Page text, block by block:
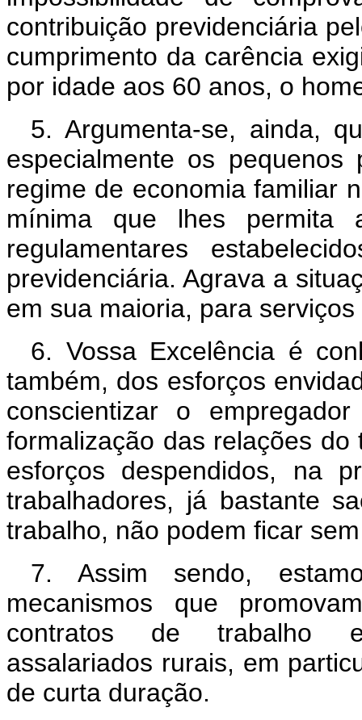
contribuição previdenciária
cumprimento da carência
por idade aos 60 anos, o
5. Argumenta-se, ainda,
especialmente os
regime de economia familiar
mínima que lhes permita
regulamentares
previdenciária. Agrava a
em sua maioria, para
6. Vossa Excelência é
também, dos esforços
conscientizar o
formalização das relações
esforços despendidos, na
trabalhadores, já bastante
trabalho, não podem ficar
7. Assim sendo,
mecanismos que
contratos de trabalho
assalariados rurais, em
de curta duração.